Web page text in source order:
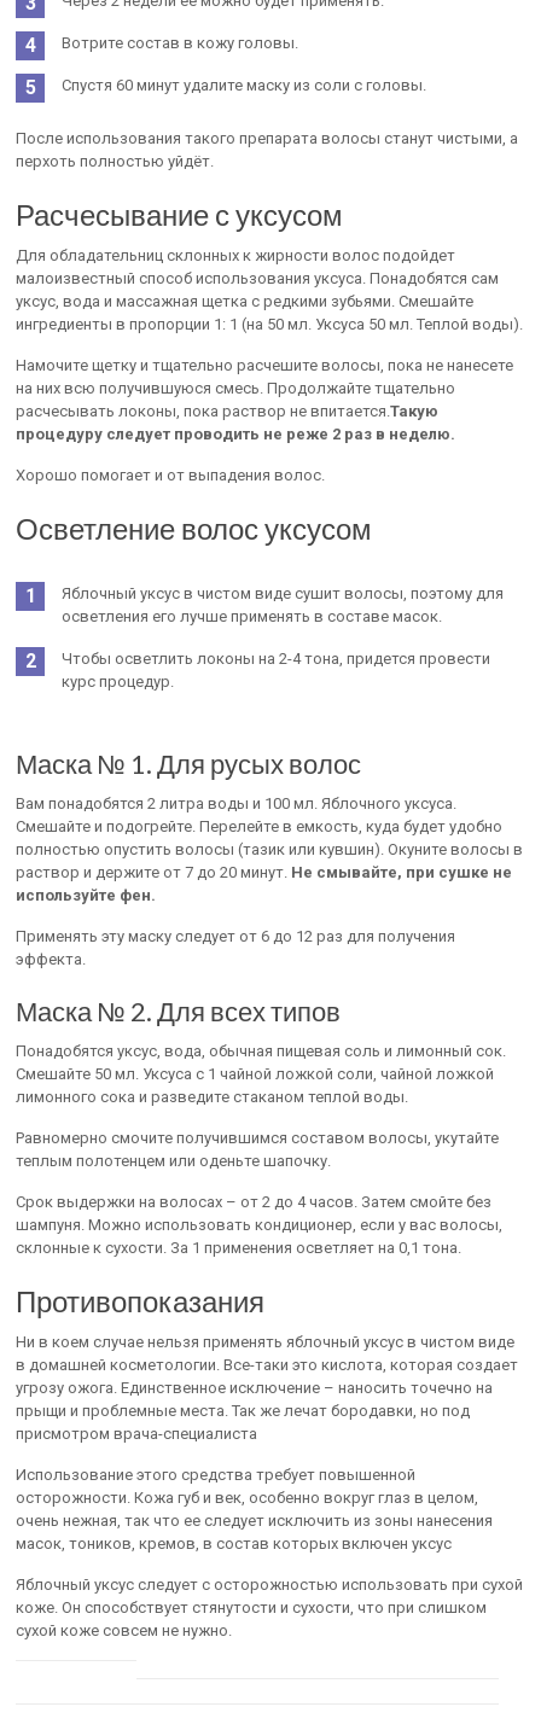
Вотрите состав в кожу головы.
Спустя 60 минут удалите маску из соли с головы.
После использования такого препарата волосы станут чистыми, а
перхоть полностью уйдёт.
Расчесывание с уксусом
Для обладательниц склонных к жирности волос подойдет
малоизвестный способ использования уксуса. Понадобятся сам
уксус, вода и массажная щетка с редкими зубьями. Смешайте
ингредиенты в пропорции 1: 1 (на 50 мл. Уксуса 50 мл. Теплой воды).
Намочите щетку и тщательно расчешите волосы, пока не нанесете
на них всю получившуюся смесь. Продолжайте тщательно
расчесывать локоны, пока раствор не впитается.Такую
процедуру следует проводить не реже 2 раз в неделю.
Хорошо помогает и от выпадения волос.
Осветление волос уксусом
Яблочный уксус в чистом виде сушит волосы, поэтому для
осветления его лучше применять в составе масок.
Чтобы осветлить локоны на 2-4 тона, придется провести
курс процедур.
Маска № 1. Для русых волос
Вам понадобятся 2 литра воды и 100 мл. Яблочного уксуса.
Смешайте и подогрейте. Перелейте в емкость, куда будет удобно
полностью опустить волосы (тазик или кувшин). Окуните волосы в
раствор и держите от 7 до 20 минут. Не смывайте, при сушке не
используйте фен.
Применять эту маску следует от 6 до 12 раз для получения
эффекта.
Маска № 2. Для всех типов
Понадобятся уксус, вода, обычная пищевая соль и лимонный сок.
Смешайте 50 мл. Уксуса с 1 чайной ложкой соли, чайной ложкой
лимонного сока и разведите стаканом теплой воды.
Равномерно смочите получившимся составом волосы, укутайте
теплым полотенцем или оденьте шапочку.
Срок выдержки на волосах – от 2 до 4 часов. Затем смойте без
шампуня. Можно использовать кондиционер, если у вас волосы,
склонные к сухости. За 1 применения осветляет на 0,1 тона.
Противопоказания
Ни в коем случае нельзя применять яблочный уксус в чистом виде
в домашней косметологии. Все-таки это кислота, которая создает
угрозу ожога. Единственное исключение – наносить точечно на
прыщи и проблемные места. Так же лечат бородавки, но под
присмотром врача-специалиста
Использование этого средства требует повышенной
осторожности. Кожа губ и век, особенно вокруг глаз в целом,
очень нежная, так что ее следует исключить из зоны нанесения
масок, тоников, кремов, в состав которых включен уксус
Яблочный уксус следует с осторожностью использовать при сухой
коже. Он способствует стянутости и сухости, что при слишком
сухой коже совсем не нужно.